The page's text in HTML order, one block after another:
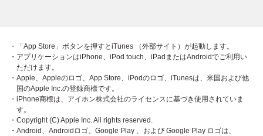
・「App Store」ボタンを押すとiTunes （外部サイト）が起動します。
・アプリケーションはiPhone、iPod touch、iPadまたはAndroidでご利用い
ただけます。
・Apple、Appleのロゴ、App Store、iPodのロゴ、iTunesは、米国および他
国のApple Inc.の登録商標です。
・iPhone商標は、アイホン株式会社のライセンスに基づき使用されていま
す。
・Copyright (C) Apple Inc. All rights reserved.
・Android、Androidロゴ、Google Play 、および Google Play ロゴは、